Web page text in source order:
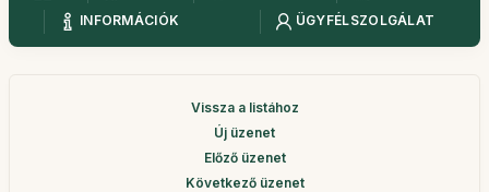
INFORMÁCIÓK
ÜGYFÉLSZOLGÁLAT
Vissza a listához
Új üzenet
Előző üzenet
Következő üzenet